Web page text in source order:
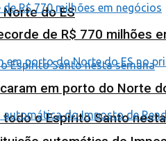
do ES
o Espírito Santo
de R$ 770 milhões
em porto do Norte